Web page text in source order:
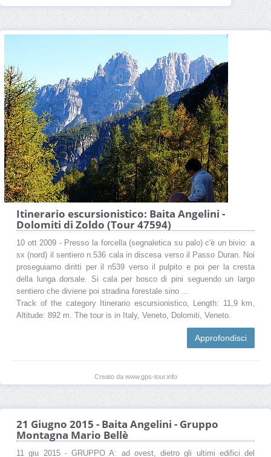
Itinerario escursionistico: Baita Angelini -
Dolomiti di Zoldo (Tour 47594)
10 ott 2009 - Presso la forcella (segnaletica su palo) c'è un bivio: a
sx (nord) il sentiero n.536 cala in discesa verso il Passo Duran. Noi
proseguiamo diritti per il n539 verso il pulpito e poi per la cresta
della lunga dorsale. Si cala per bosco di pini seguendo un largo
sentiero che diviene poi stradina forestale sino ...
Track of the category Itinerario escursionistico, Length: 11,9 km,
Altitude: 892 m. The tour is in Italy, Veneto, Dolomiti, Veneto.
Approfondisci
Creato da www.gps-tour.info
21 Giugno 2015 - Baita Angelini - Gruppo
Montagna Mario Bellè
11 giu 2015 - GRUPPO A: ad ovest, dietro gli ultimi edifici del